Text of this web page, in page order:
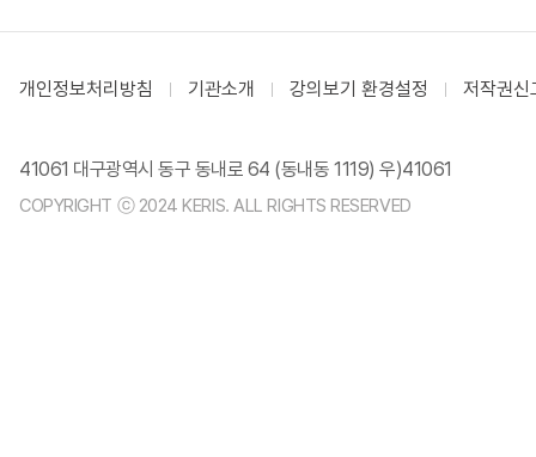
개인정보처리방침 기관소개 강의보기 환경설정 저작권신
41061 대구광역시 동구 동내로 64 (동내동 1119) 우)41061
COPYRIGHT ⓒ 2024 KERIS. ALL RIGHTS RESERVED